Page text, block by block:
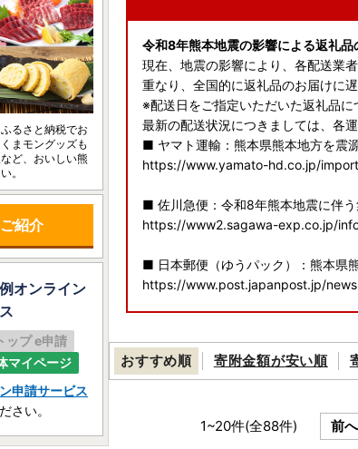
令和8年熊本地震の影響による返礼品
現在、地震の影響により、各配送業
重なり、全国的に返礼品のお届けに
※配送日をご指定いただいた返礼品に
最新の配送状況につきましては、各
■ ヤマト運輸：熊本県熊本地方を震
https://www.yamato-hd.co.jp/
■ 佐川急便：令和8年熊本地震に伴
https://www2.sagawa-exp.co.jp/
■ 日本郵便（ゆうパック）：熊本県
https://www.post.japanpost.jp/
寄附額変更について
ふるさと納税を通して熊本県を応援
引き続き応援よろしくお願いいたしま
おすすめ順 寄附金額が安い順
1~20件(全88件) 前へ
るさと納税でお
まモングッズも
ど、おいしい熊
。
紹介
オンライン
ップ e申請
マイページ
申請サービス
さい。